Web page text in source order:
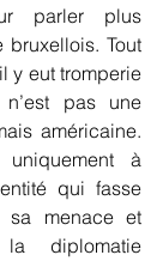
parler plus
bruxellois. Tout
y eut tromperie
pas une
américaine.
uniquement à
qui fasse
sa menace et
diplomatie